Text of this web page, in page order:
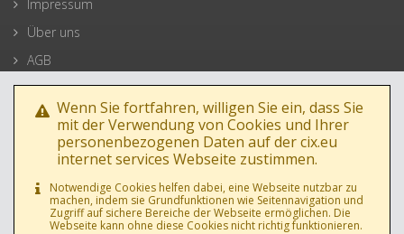
Impressum
Über uns
AGB
Datenschutz
Wenn Sie fortfahren, willigen Sie ein, dass Sie
mit der Verwendung von Cookies und Ihrer
personenbezogenen Daten auf der cix.eu
internet services Webseite zustimmen.
Notwendige Cookies helfen dabei, eine Webseite nutzbar zu
machen, indem sie Grundfunktionen wie Seitennavigation und
Zugriff auf sichere Bereiche der Webseite ermöglichen. Die
Webseite kann ohne diese Cookies nicht richtig funktionieren.